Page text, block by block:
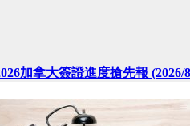
加拿大簽證進度搶先報 (2026/